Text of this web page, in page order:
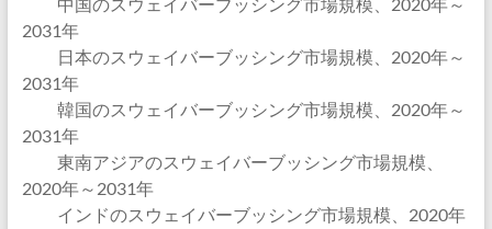
2031年
日本のスウェイバーブッシング市場規模、2020年～
2031年
韓国のスウェイバーブッシング市場規模、2020年～
2031年
東南アジアのスウェイバーブッシング市場規模、
2020年～2031年
インドのスウェイバーブッシング市場規模、2020年